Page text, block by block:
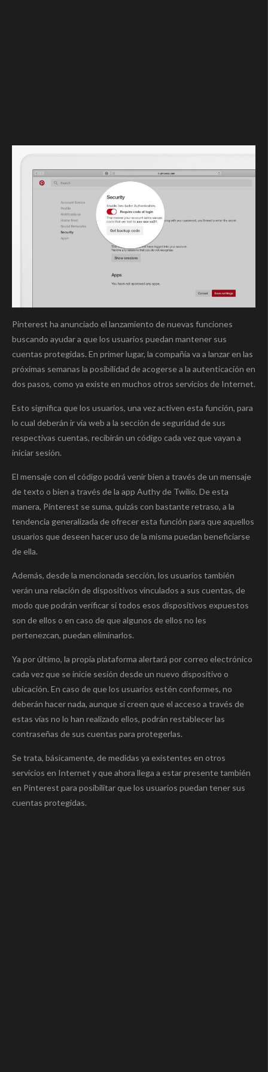
Pinterest ha anunciado el lanzamiento de nuevas funciones
buscando ayudar a que los usuarios puedan mantener sus
cuentas protegidas. En primer lugar, la compañía va a lanzar en las
próximas semanas la posibilidad de acogerse a la autenticación en
dos pasos, como ya existe en muchos otros servicios de Internet.
Esto significa que los usuarios, una vez activen esta función, para
lo cual deberán ir vía web a la sección de seguridad de sus
respectivas cuentas, recibirán un código cada vez que vayan a
iniciar sesión.
El mensaje con el código podrá venir bien a través de un mensaje
de texto o bien a través de la app Authy de Twilio. De esta
manera, Pinterest se suma, quizás con bastante retraso, a la
tendencia generalizada de ofrecer esta función para que aquellos
usuarios que deseen hacer uso de la misma puedan beneficiarse
de ella.
Además, desde la mencionada sección, los usuarios también
verán una relación de dispositivos vinculados a sus cuentas, de
modo que podrán verificar si todos esos dispositivos expuestos
son de ellos o en caso de que algunos de ellos no les
pertenezcan, puedan eliminarlos.
Ya por último, la propia plataforma alertará por correo electrónico
cada vez que se inicie sesión desde un nuevo dispositivo o
ubicación. En caso de que los usuarios estén conformes, no
deberán hacer nada, aunque si creen que el acceso a través de
estas vías no lo han realizado ellos, podrán restablecer las
contraseñas de sus cuentas para protegerlas.
Se trata, básicamente, de medidas ya existentes en otros
servicios en Internet y que ahora llega a estar presente también
en Pinterest para posibilitar que los usuarios puedan tener sus
cuentas protegidas.